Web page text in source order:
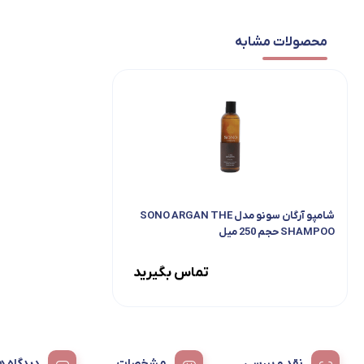
محصولات مشابه
شامپو آرگان سونو مدل SONO ARGAN THE
SHAMPOO حجم 250 میل
تماس بگیرید